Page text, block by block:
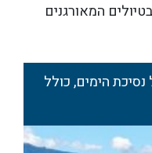
המאורגנים
נסיכת הימים, כולל